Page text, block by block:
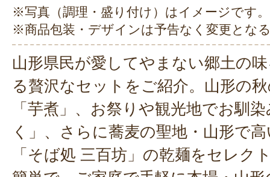
※写真（調理・盛り付け）はイメージです。
※商品包装・デザインは予告なく変更とな
山形県民が愛してやまない郷土の
る贅沢なセットをご紹介。山形の
「芋煮」、お祭りや観光地でお馴
く」、さらに蕎麦の聖地・山形で
「そば処 三百坊」の乾麺をセレク